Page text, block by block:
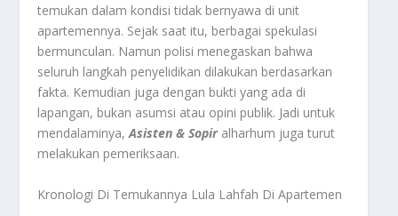
temukan dalam kondisi tidak bernyawa di unit
apartemennya. Sejak saat itu, berbagai spekulasi
bermunculan. Namun polisi menegaskan bahwa
seluruh langkah penyelidikan dilakukan berdasarkan
fakta. Kemudian juga dengan bukti yang ada di
lapangan, bukan asumsi atau opini publik. Jadi untuk
mendalaminya,Asisten & Sopiralharhum juga turut
melakukan pemeriksaan.
Kronologi Di Temukannya Lula Lahfah Di Apartemen